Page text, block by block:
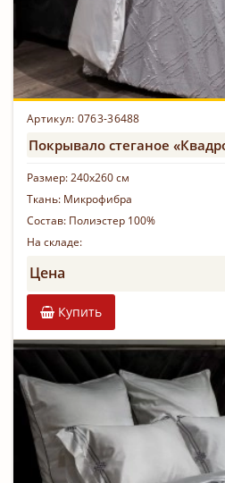
Артикул: 0763-36488
Покрывало стеганое
Размер:240х260 см
Ткань: Микрофибра
Состав: Полиэстер 100%
На складе:
Цена
Купить